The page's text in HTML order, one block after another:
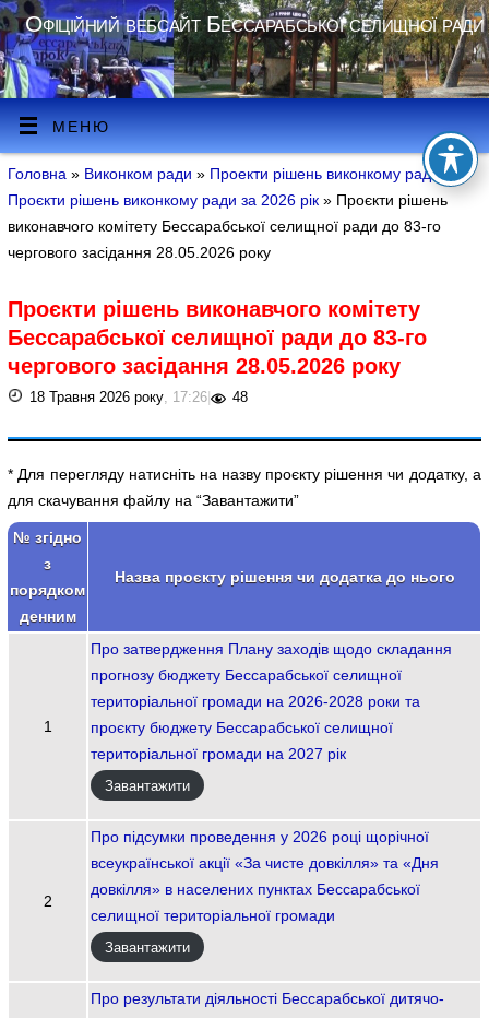
Офіційний вебсайт Бессарабської селищної ради
МЕНЮ
Головна » Виконком ради» Проекти рішень виконкому ради»
Проєкти рішень виконкому ради за 2026 рік» Проєкти рішень
виконавчого комітету Бессарабської селищної ради до 83-го
чергового засідання 28.05.2026 року
Проєкти рішень виконавчого комітету
Бессарабської селищної ради до 83-го
чергового засідання 28.05.2026 року
18 Травня 2026 року, 17:26| 48
* Для перегляду натисніть на назву проєкту рішення чи додатку, а
для скачування файлу на “Завантажити”
№ згідно
з
порядком
денним
Назва проєкту рішення чи додатка до нього
1
Про затвердження Плану заходів щодо складання
прогнозу бюджету Бессарабської селищної
територіальної громади на 2026-2028 роки та
проєкту бюджету Бессарабської селищної
територіальної громади на 2027 рік
Завантажити
2
Про підсумки проведення у 2026 році щорічної
всеукраїнської акції «За чисте довкілля» та «Дня
довкілля» в населених пунктах Бессарабської
селищної територіальної громади
Завантажити
Про результати діяльності Бессарабської дитячо-